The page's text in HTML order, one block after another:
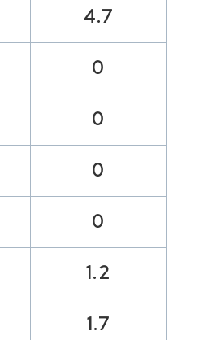
4.7
0
0
0
0
1.2
1.7